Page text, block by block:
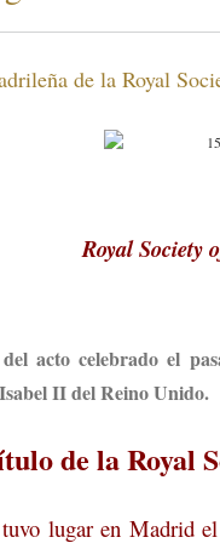
de la Royal
Royal Society
acto celebrado el
II del Reino Unido.
de la Royal
lugar en Madrid